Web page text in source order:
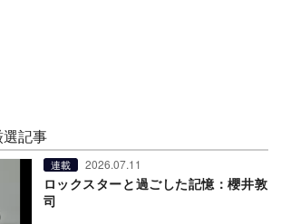
選記事
連載 2026.07.11
ロックスターと過ごした記憶：櫻井敦
司